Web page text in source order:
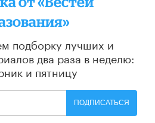
подборку лучших и
два раза в неделю:
и пятницу
ПОДПИСАТЬСЯ